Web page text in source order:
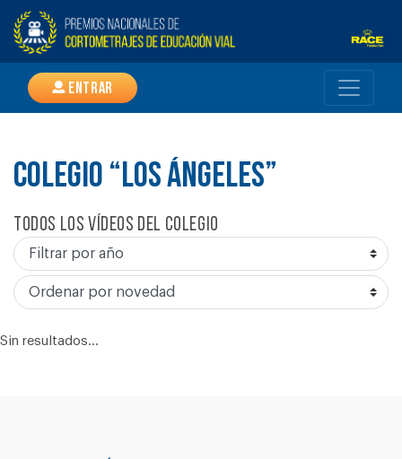
Entrar
COLEGIO “LOS ÁNGELES”
Todos los vídeos del colegio
Sin resultados...